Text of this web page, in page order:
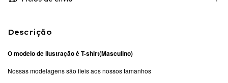
Descrição
O modelo de ilustração é T-shirt(Masculino)
Nossas modelagens são fieis aos nossos tamanhos